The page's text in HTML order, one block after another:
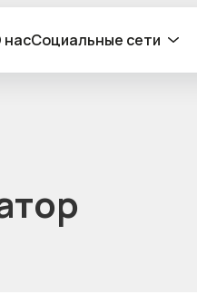
насСоциальные сети